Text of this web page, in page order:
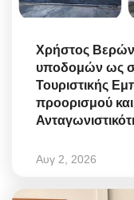
Χρήστος
υποδομών ως
Τουριστικής
προορισμού
Αυγ 2, 2026